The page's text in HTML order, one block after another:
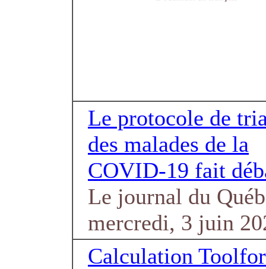
Le protocole de
des malades de la
COVID-19 fait
Le journal du
mercredi, 3 juin
Calculation Toolfor